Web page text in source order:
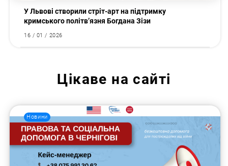
У Львові створили стріт-арт на підтримку
кримського політв’язня Богдана Зізи
16 / 01 / 2026
Цікаве на сайті
Новини